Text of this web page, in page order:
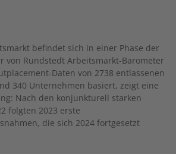
befindet sich in einer Phase der
von Rundstedt Arbeitsmarkt-Barometer
Daten von 2738 entlassenen
340 Unternehmen basiert, zeigt eine
Nach den konjunkturell starken
folgten 2023 erste
die sich 2024 fortgesetzt